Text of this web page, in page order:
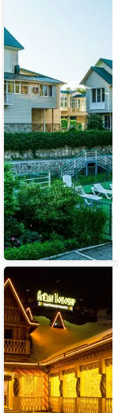
Алтая
Отель
Алеша
Попович
Двор